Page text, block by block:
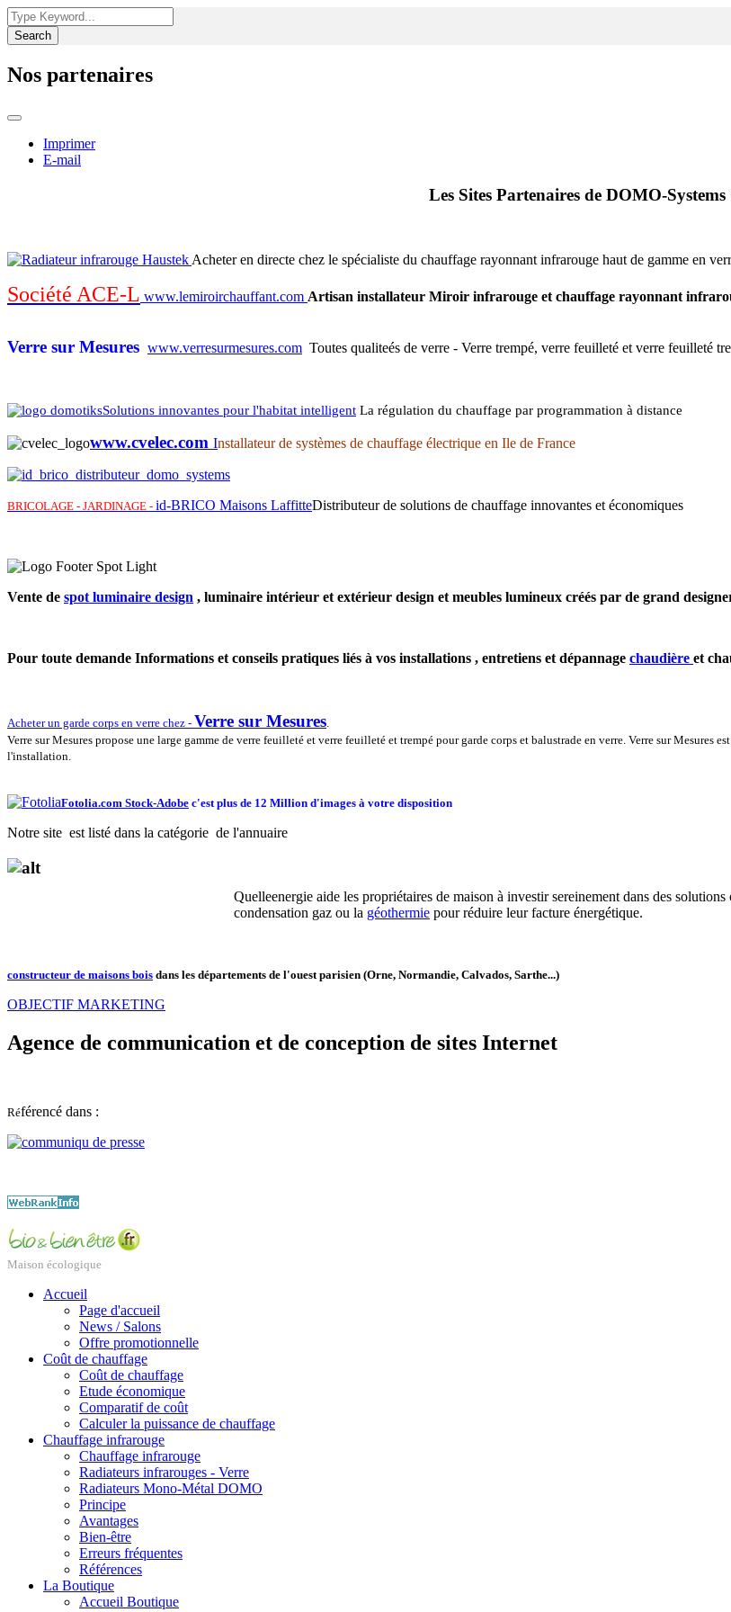
Search
Nos partenaires
Imprimer
E-mail
Les Sites Partenaires de DOMO-
Acheter en directe chez le spécialiste du chauffage rayonnant infrarouge haut de gamme en
Société ACE-L www.lemiroirchauffant.com Artisan installateur Miroir infrarouge et chauffage rayonnant
Verre sur Mesures www.verresurmesures.com Toutes qualiteés de verre - Verre trempé, verre feuilleté et verre feuilleté
Solutions innovantes pour l'habitat intelligent La régulation du chauffage par programmation à distance
www.cvelec.com Installateur de systèmes de chauffage électrique en Ile de France
BRICOLAGE - JARDINAGE - id-BRICO Maisons LaffitteDistributeur de solutions de chauffage innovantes et économiques
Vente de spot luminaire design , luminaire intérieur et extérieur design et meubles lumineux créés par de grand
Pour toute demande Informations et conseils pratiques liés à vos installations , entretiens et dépannage chaudière et
Acheter un garde corps en verre chez - Verre sur Mesures.
Verre sur Mesures propose une large gamme de verre feuilleté et verre feuilleté et trempé pour garde corps et balustrade en verre. Verre sur Mesures
l'installation.
Fotolia.com Stock-Adobe c'est plus de 12 Million d'images à votre disposition
Notre site est listé dans la catégorie de l'annuaire
Quelleenergie aide les propriétaires de maison à investir sereinement dans des
condensation gaz ou la géothermie pour réduire leur facture énergétique.
constructeur de maisons bois dans les départements de l'ouest parisien (Orne, Normandie, Calvados, Sarthe...)
OBJECTIF MARKETING
Agence de communication et de conception de sites Internet
Référencé dans :
Maison écologique
Accueil
Page d'accueil
News / Salons
Offre promotionnelle
Coût de chauffage
Coût de chauffage
Etude économique
Comparatif de coût
Calculer la puissance de chauffage
Chauffage infrarouge
Chauffage infrarouge
Radiateurs infrarouges - Verre
Radiateurs Mono-Métal DOMO
Principe
Avantages
Bien-être
Erreurs fréquentes
Références
La Boutique
Accueil Boutique